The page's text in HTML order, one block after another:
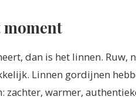
dan is het linnen. Ruw,
Linnen gordijnen
zachter, warmer,